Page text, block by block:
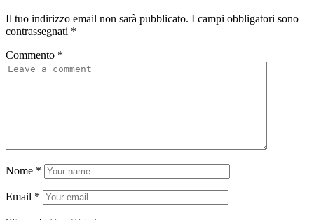
Il tuo indirizzo email non sarà pubblicato. I campi obbligatori sono
contrassegnati *
Commento *
Nome *
Email *